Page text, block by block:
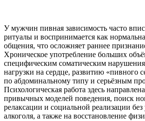
У мужчин пивная зависимость часто
ритуалы и воспринимается как
общения, что осложняет раннее
Хроническое употребление больших
специфическим соматическим
нагрузки на сердце, развитию «пивного
по абдоминальному типу и серьёзным
Психологическая работа здесь
привычных моделей поведения, поиск
релаксации и социальной реализации без
алкоголя, а также на восстановление